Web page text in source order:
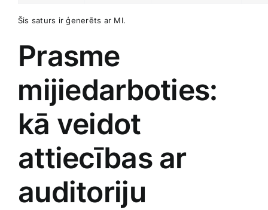
Šis saturs ir ģenerēts ar⁢ MI.
Prasme
⁤mijiedarboties:
kā veidot
attiecības ar​
auditoriju